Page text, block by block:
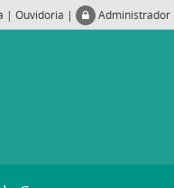
| Ouvidoria | Administrador